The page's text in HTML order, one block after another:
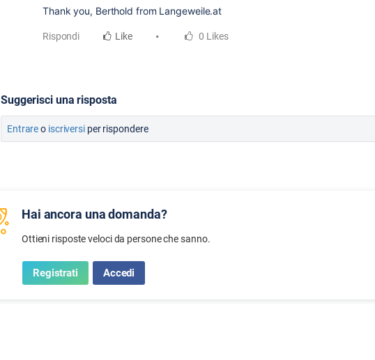
Thank you, Berthold from Langeweile.at
Rispondi Like 0 Likes
Suggerisci una risposta
Entrareo iscriversiper rispondere
Hai ancora una domanda?
Ottieni risposte veloci da persone che sanno.
Registrati Accedi